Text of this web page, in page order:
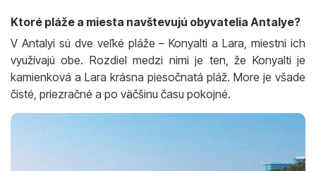
Ktoré pláže a miesta navštevujú obyvatelia Antalye?
V Antalyi sú dve veľké pláže – Konyalti a Lara, miestni ich
využívajú obe. Rozdiel medzi nimi je ten, že Konyalti je
kamienková a Lara krásna piesočnatá pláž. More je všade
čisté, priezračné a po väčšinu času pokojné.